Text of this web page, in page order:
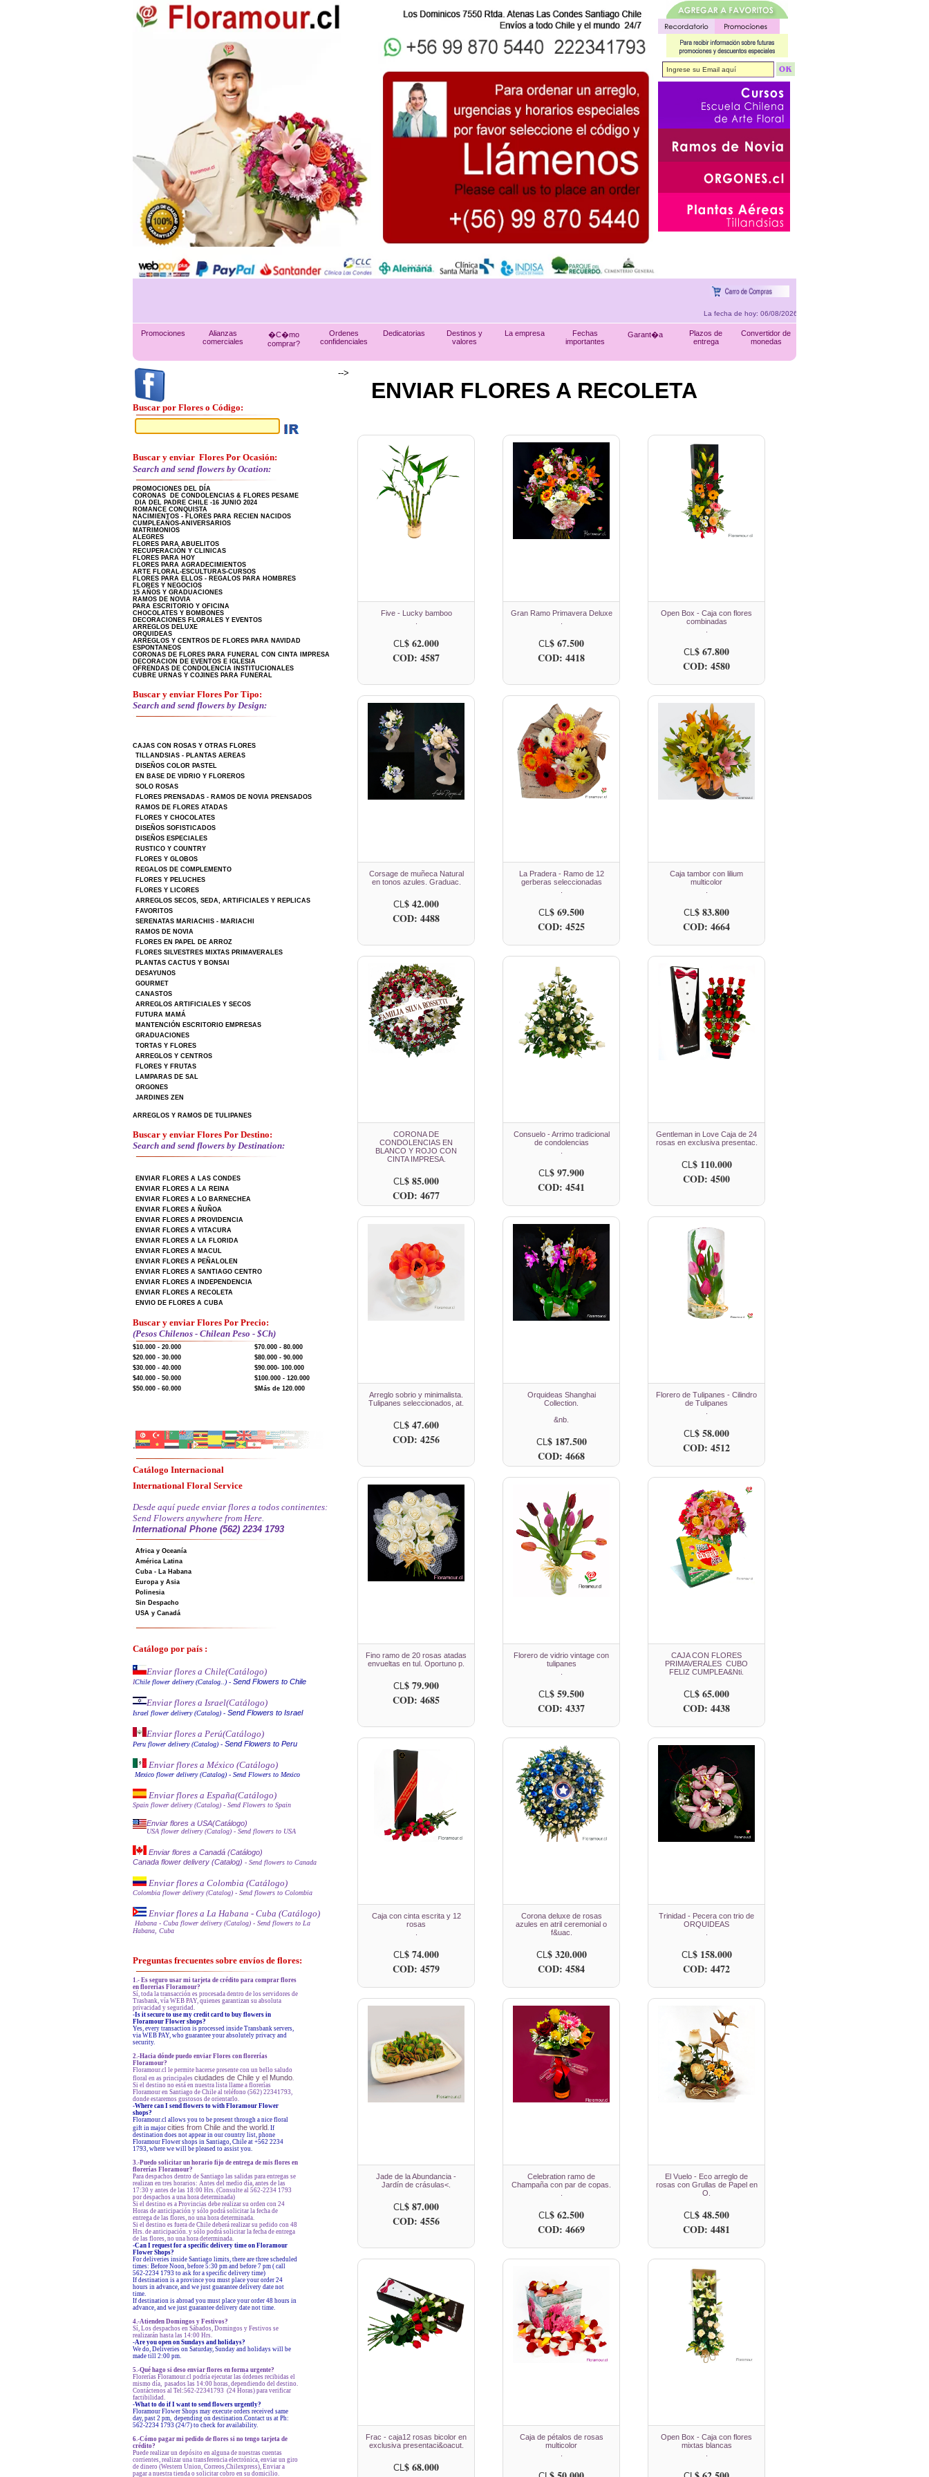
La fecha de hoy: 06/08/
Promociones
Alianzas
comerciales
�C�mo
comprar?
Ordenes
confidenciales
Dedicatorias
Destinos y
valores
La empresa
Fechas
importantes
Garant�a
Plazos de
entrega
Convertidor de
monedas
Buscar por Flores o Código:
Buscar y enviar Flores Por Ocasión:
Search and send flowers by Ocation:
PROMOCIONES DEL DÍA
CORONAS DE CONDOLENCIAS & FLORES PESAME
DIA DEL PADRE CHILE -16 JUNIO 2024
ROMANCE CONQUISTA
NACIMIENTOS - FLORES PARA RECIEN NACIDOS
CUMPLEAÑOS-ANIVERSARIOS
MATRIMONIOS
ALEGRES
FLORES PARA ABUELITOS
RECUPERACIÓN Y CLINICAS
FLORES PARA HOY
FLORES PARA AGRADECIMIENTOS
ARTE FLORAL-ESCULTURAS-CURSOS
FLORES PARA ELLOS - REGALOS PARA HOMBRES
FLORES Y NEGOCIOS
15 AÑOS Y GRADUACIONES
RAMOS DE NOVIA
PARA ESCRITORIO Y OFICINA
CHOCOLATES Y BOMBONES
DECORACIONES FLORALES Y EVENTOS
ARREGLOS DELUXE
ORQUIDEAS
ARREGLOS Y CENTROS DE FLORES PARA NAVIDAD
ESPONTANEOS
CORONAS DE FLORES PARA FUNERAL CON CINTA IMPRESA
DECORACION DE EVENTOS E IGLESIA
OFRENDAS DE CONDOLENCIA INSTITUCIONALES
CUBRE URNAS Y COJINES PARA FUNERAL
Buscar y enviar Flores Por Tipo:
Search and send flowers by Design:
CAJAS CON ROSAS Y OTRAS FLORES
TILLANDSIAS - PLANTAS AEREAS
DISEÑOS COLOR PASTEL
EN BASE DE VIDRIO Y FLOREROS
SOLO ROSAS
FLORES PRENSADAS - RAMOS DE NOVIA PRENSADOS
RAMOS DE FLORES ATADAS
FLORES Y CHOCOLATES
DISEÑOS SOFISTICADOS
DISEÑOS ESPECIALES
RUSTICO Y COUNTRY
FLORES Y GLOBOS
REGALOS DE COMPLEMENTO
FLORES Y PELUCHES
FLORES Y LICORES
ARREGLOS SECOS, SEDA, ARTIFICIALES Y REPLICAS
FAVORITOS
SERENATAS MARIACHIS - MARIACHI
RAMOS DE NOVIA
FLORES EN PAPEL DE ARROZ
FLORES SILVESTRES MIXTAS PRIMAVERALES
PLANTAS CACTUS Y BONSAI
DESAYUNOS
GOURMET
CANASTOS
ARREGLOS ARTIFICIALES Y SECOS
FUTURA MAMÁ
MANTENCIÓN ESCRITORIO EMPRESAS
GRADUACIONES
TORTAS Y FLORES
ARREGLOS Y CENTROS
FLORES Y FRUTAS
LAMPARAS DE SAL
ORGONES
JARDINES ZEN
ARREGLOS Y RAMOS DE TULIPANES
Buscar y enviar Flores Por Destino:
Search and send flowers by Destination:
ENVIAR FLORES A LAS CONDES
ENVIAR FLORES A LA REINA
ENVIAR FLORES A LO BARNECHEA
ENVIAR FLORES A ÑUÑOA
ENVIAR FLORES A PROVIDENCIA
ENVIAR FLORES A VITACURA
ENVIAR FLORES A LA FLORIDA
ENVIAR FLORES A MACUL
ENVIAR FLORES A PEÑALOLEN
ENVIAR FLORES A SANTIAGO CENTRO
ENVIAR FLORES A INDEPENDENCIA
ENVIAR FLORES A RECOLETA
ENVIO DE FLORES A CUBA
Buscar y enviar Flores Por Precio:
(Pesos Chilenos - Chilean Peso - $Ch)
$10.000 - 20.000
$70.000 - 80.000
$20.000 - 30.000
$80.000 - 90.000
$30.000 - 40.000
$90.000- 100.000
$40.000 - 50.000
$100.000 - 120.000
$50.000 - 60.000
$Más de 120.000
.
Catálogo Internacional
International Floral Service
Desde aquí puede enviar flores a todos continentes:
Send Flowers anywhere from Here.
International Phone (562) 2234 1793
Africa y Oceanía
América Latina
Cuba - La Habana
Europa y Asia
Polinesia
Sin Despacho
USA y Canadá
Catálogo por país :
Enviar flores a Chile(Catálogo)
IChile flower delivery (Catalog..) - Send Flowers to Chile
Enviar flores a Israel(Catálogo)
Israel flower delivery (Catalog) - Send Flowers to Israel
Enviar flores a Perú(Catálogo)
Peru flower delivery (Catalog) - Send Flowers to Peru
Enviar flores a México (Catálogo)
Mexico flower delivery (Catalog) - Send Flowers to Mexico
Enviar flores a España(Catálogo)
Spain flower delivery (Catalog) - Send Flowers to Spain
Enviar flores a USA(Catálogo)
USA flower delivery (Catalog) - Send flowers to USA
Enviar flores a Canadá (Catálogo)
Canada flower delivery (Catalog) - Send flowers to Canada
Enviar flores a Colombia (Catálogo)
Colombia flower delivery (Catalog) - Send flowers to Colombia
Enviar flores a La Habana - Cuba (Catálogo)
Habana - Cuba flower delivery (Catalog) - Send flowers to La
Habana, Cuba
Preguntas frecuentes sobre envíos de flores:
1.- Es seguro usar mi tarjeta de crédito para comprar flores
en florerías Floramour?
Sí, toda la transacción es procesada dentro de los servidores de
Trasbank, vía WEB PAY, quienes garantizan su absoluta
privacidad y seguridad.
-Is it secure to use my credit card to buy flowers in
Floramour Flower shops?
Yes, every transaction is processed inside Transbank servers,
via WEB PAY, who guarantee your absolutely privacy and
security.
2.-Hacia dónde puedo enviar Flores con florerías
Floramour?
Floramour.cl le permite hacerse presente con un bello saludo
floral en as principales ciudades de Chile y el Mundo.
Si el destino no está en nuestra lista llame a florerías
Floramour en Santiago de Chile al teléfono (562) 22341793,
donde estaremos gustosos de orientarlo.
-Where can I send flowers to with Floramour Flower
shops?
Floramour.cl allows you to be present through a nice floral
gift in major cities from Chile and the world. If
destination does not appear in our country list, phone
Floramour Flower shops in Santiago, Chile at +562 2234
1793, where we will be pleased to assist you.
3.-Puedo solicitar un horario fijo de entrega de mis flores en
florerías Floramour?
Para despachos dentro de Santiago las salidas para entregas se
realizan en tres horarios: Antes del medio día, antes de las
17:30 y antes de las 18:00 Hrs. (Consulte al 562-2234 1793
por despachos a una hora determinada)
Si el destino es a Provincias debe realizar su orden con 24
Horas de anticipación y sólo podrá solicitar la fecha de
entrega de las flores, no una hora determinada.
Si el destino es fuera de Chile deberá realizar su pedido con 48
Hrs. de anticipación. y sólo podrá solicitar la fecha de entrega
de las flores, no una hora determinada.
-Can I request for a specific delivery time on Floramour
Flower Shops?
For deliveries inside Santiago limits, there are three scheduled
times: Before Noon, before 5:30 pm and before 7 pm ( call
562-2234 1793 to ask for a specific delivery time)
If destination is a province you must place your order 24
hours in advance, and we just guarantee delivery date not
time.
If destination is abroad you must place your order 48 hours in
advance, and we just guarantee delivery date not time.
4.-Atienden Domingos y Festivos?
Sí, Los despachos en Sábados, Domingos y Festivos se
realizarán hasta las 14:00 Hrs.
-Are you open on Sundays and holidays?
We do, Deliveries on Saturday, Sunday and holidays will be
made till 2:00 pm.
5.-Qué hago si deso enviar flores en forma urgente?
Florerías Floramour.cl podría ejecutar las órdenes recibidas el
mismo día, pasados las 14:00 horas, dependiendo del destino.
Contáctenos al Tel:562-22341793 (24 Horas) para verificar
factibilidad.
-What to do if I want to send flowers urgently?
Floramour Flower Shops may execute orders received same
day, past 2 pm, depending on destination.Contact us at Ph:
562-2234 1793 (24/7) to check for availability.
6.-Cómo pagar mi pedido de flores si no tengo tarjeta de
crédito?
Puede realizar un depósito en alguna de nuestras cuentas
corrientes, realizar una transferencia electrónica, enviar un giro
de dinero (Western Union, Correos,Chilexpress), Enviar a
pagar a nuestra tienda o solicitar cobro en su domicilio.
-->
ENVIAR FLORES A RECOLETA
Five - Lucky bamboo
CL$ 62.000
COD: 4587
Gran Ramo Primavera Deluxe
CL$ 67.500
COD: 4418
Open Box - Caja con flores
combinadas
CL$ 67.800
COD: 4580
Corsage de muñeca Natural
en tonos azules. Graduac.
CL$ 42.000
COD: 4488
La Pradera - Ramo de 12
gerberas seleccionadas
CL$ 69.500
COD: 4525
Caja tambor con lilium
multicolor
CL$ 83.800
COD: 4664
CORONA DE
CONDOLENCIAS EN
BLANCO Y ROJO CON
CINTA IMPRESA.
CL$ 85.000
COD: 4677
Consuelo - Arrimo tradicional
de condolencias
CL$ 97.900
COD: 4541
Gentleman in Love Caja de 24
rosas en exclusiva presentac.
CL$ 110.000
COD: 4500
Arreglo sobrio y minimalista.
Tulipanes seleccionados, at.
CL$ 47.600
COD: 4256
Orquideas Shanghai
Collection.
&nb.
CL$ 187.500
COD: 4668
Florero de Tulipanes - Cilindro
de Tulipanes
CL$ 58.000
COD: 4512
Fino ramo de 20 rosas atadas
envueltas en tul. Oportuno p.
CL$ 79.900
COD: 4685
Florero de vidrio vintage con
tulipanes
CL$ 59.500
COD: 4337
CAJA CON FLORES
PRIMAVERALES CUBO
FELIZ CUMPLEA&Nti.
CL$ 65.000
COD: 4438
Caja con cinta escrita y 12
rosas
CL$ 74.000
COD: 4579
Corona deluxe de rosas
azules en atril ceremonial o
f&uac.
CL$ 320.000
COD: 4584
Trinidad - Pecera con trio de
ORQUIDEAS
CL$ 158.000
COD: 4472
Jade de la Abundancia -
Jardín de crásulas<.
CL$ 87.000
COD: 4556
Celebration ramo de
Champaña con par de copas.
CL$ 62.500
COD: 4669
El Vuelo - Eco arreglo de
rosas con Grullas de Papel en
O.
CL$ 48.500
COD: 4481
Frac - caja12 rosas bicolor en
exclusiva presentaci&oacut.
CL$ 68.000
Caja de pétalos de rosas
multicolor
Open Box - Caja con flores
mixtas blancas